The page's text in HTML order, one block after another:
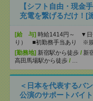
【シフト自由・現金
充電を繋げるだけ！[
[給 与] 時給1414円～ ▼日
り） ■初勤務手当あり ※
[勤務地] 新宿駅から徒歩 / 新
高田馬場駅から徒歩 /
＜日本を代表するバ
公演のサポートバイ